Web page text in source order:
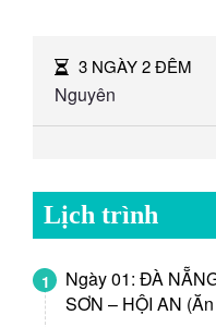
3 NGÀY 2 ĐÊM
Nguyên
Lịch trình
1
Ngày 01: ĐÀ
SƠN – HỘI AN